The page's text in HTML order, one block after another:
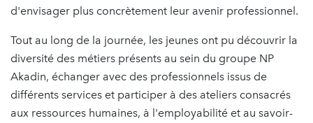
d'envisager plus concrètement leur avenir professionnel.
Tout au long de la journée, les jeunes ont pu découvrir la
diversité des métiers présents au sein du groupe NP
Akadin, échanger avec des professionnels issus de
différents services et participer à des ateliers consacrés
aux ressources humaines, à l'employabilité et au savoir-